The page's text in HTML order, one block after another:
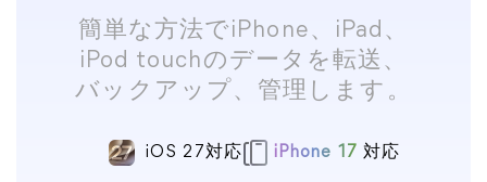
簡単な方法でiPhone、iPad、
iPod touchのデータを転送、
バックアップ、管理します。
iOS 27対応 iPhone 17 対応